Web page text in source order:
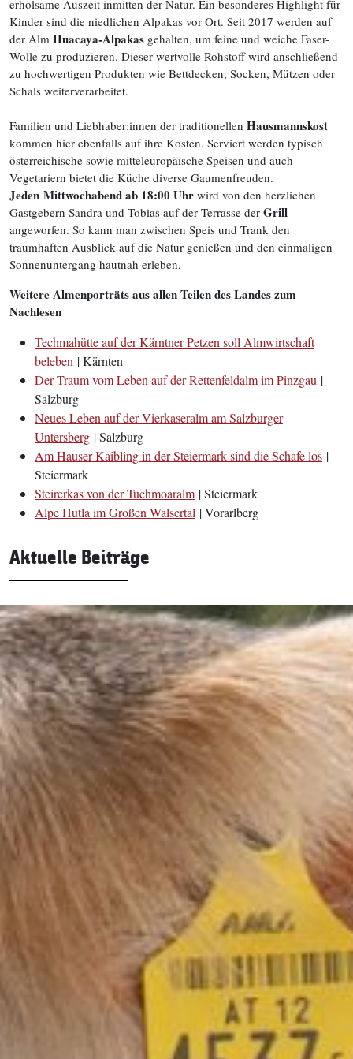
erholsame Auszeit inmitten der Natur. Ein besonderes Highlight für
Kinder sind die niedlichen Alpakas vor Ort. Seit 2017 werden auf
der Alm Huacaya-Alpakas gehalten, um feine und weiche Faser-
Wolle zu produzieren. Dieser wertvolle Rohstoff wird anschließend
zu hochwertigen Produkten wie Bettdecken, Socken, Mützen oder
Schals weiterverarbeitet.
Familien und Liebhaber:innen der traditionellen Hausmannskost
kommen hier ebenfalls auf ihre Kosten. Serviert werden typisch
österreichische sowie mitteleuropäische Speisen und auch
Vegetariern bietet die Küche diverse Gaumenfreuden.
Jeden Mittwochabend ab 18:00 Uhr wird von den herzlichen
Gastgebern Sandra und Tobias auf der Terrasse der Grill
angeworfen. So kann man zwischen Speis und Trank den
traumhaften Ausblick auf die Natur genießen und den einmaligen
Sonnenuntergang hautnah erleben.
Weitere Almenporträts aus allen Teilen des Landes zum
Nachlesen
Techmahütte auf der Kärntner Petzen soll Almwirtschaft
beleben | Kärnten
Der Traum vom Leben auf der Rettenfeldalm im Pinzgau |
Salzburg
Neues Leben auf der Vierkaseralm am Salzburger
Untersberg | Salzburg
Am Hauser Kaibling in der Steiermark sind die Schafe los |
Steiermark
Steirerkas von der Tuchmoaralm | Steiermark
Alpe Hutla im Großen Walsertal | Vorarlberg
Aktuelle Beiträge